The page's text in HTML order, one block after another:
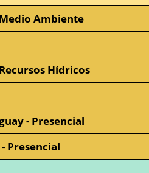
Ambiente
Hídricos
- Presencial
Presencial